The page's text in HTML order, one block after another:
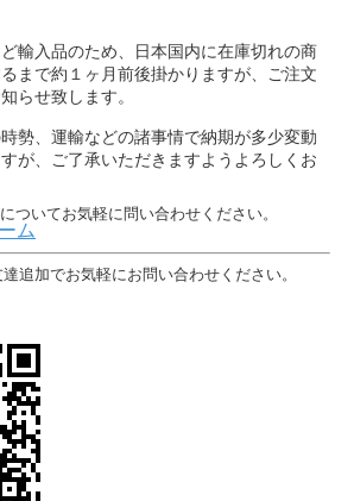
輸入品のため、日本国内に在庫切れの商
まで約１ヶ月前後掛かりますが、ご注文
らせ致します。
勢、運輸などの諸事情で納期が多少変動
が、ご了承いただきますようよろしくお
ついてお気軽に問い合わせください。
ム
追加でお気軽にお問い合わせください。